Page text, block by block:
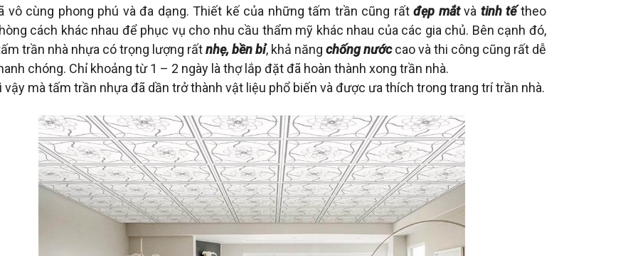
vô cùng phong phú và đa dạng. Thiết kế của những tấm trần cũng rất đẹp mắtvà tinh tếtheo
cách khác nhau để phục vụ cho nhu cầu thẩm mỹ khác nhau của các gia chủ. Bên cạnh đó,
trần nhà nhựa có trọng lượng rấtnhẹ, bền bỉ, khả năng chống nướccao và thi công cũng rất dễ
chóng. Chỉ khoảng từ 1 – 2 ngày là thợ lắp đặt đã hoàn thành xong trần nhà.
vậy mà tấm trần nhựa đã dần trở thành vật liệu phổ biến và được ưa thích trong trang trí trần nhà.